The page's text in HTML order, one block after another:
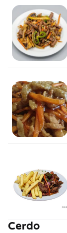
Cerdo